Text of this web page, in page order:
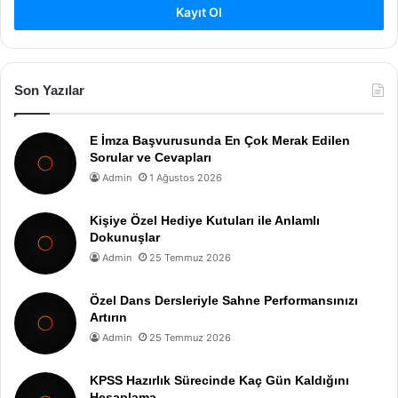
Kayıt Ol
Son Yazılar
E İmza Başvurusunda En Çok Merak Edilen
Sorular ve Cevapları
Admin 1 Ağustos 2026
Kişiye Özel Hediye Kutuları ile Anlamlı
Dokunuşlar
Admin 25 Temmuz 2026
Özel Dans Dersleriyle Sahne Performansınızı
Artırın
Admin 25 Temmuz 2026
KPSS Hazırlık Sürecinde Kaç Gün Kaldığını